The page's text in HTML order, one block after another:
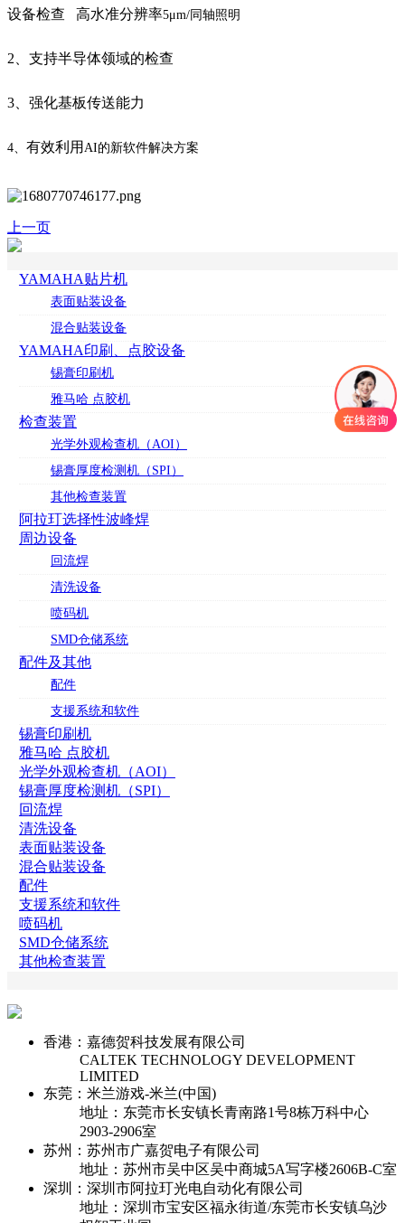
设备检查 高水准分辨率5μm/同轴照明
2、支持半导体领域的检查
3、强化基板传送能力
4、 有效利用 AI的新软件解决方案
上一页
YAMAHA贴片机
表面贴装设备
混合贴装设备
YAMAHA印刷、点胶设备
锡膏印刷机
雅马哈 点胶机
检查装置
光学外观检查机（AOI）
锡膏厚度检测机（SPI）
其他检查装置
阿拉玎选择性波峰焊
周边设备
回流焊
清洗设备
喷码机
SMD仓储系统
配件及其他
配件
支援系统和软件
锡膏印刷机
雅马哈 点胶机
光学外观检查机（AOI）
锡膏厚度检测机（SPI）
回流焊
清洗设备
表面贴装设备
混合贴装设备
配件
支援系统和软件
喷码机
SMD仓储系统
其他检查装置
香港：嘉德贺科技发展有限公司
CALTEK TECHNOLOGY DEVELOPMENT
LIMITED
东莞：米兰游戏-米兰(中国)
地址：东莞市长安镇长青南路1号8栋万科中心
2903-2906室
苏州：苏州市广嘉贺电子有限公司
地址：苏州市吴中区吴中商城5A写字楼2606B-C室
深圳：深圳市阿拉玎光电自动化有限公司
地址：深圳市宝安区福永街道/东莞市长安镇乌沙